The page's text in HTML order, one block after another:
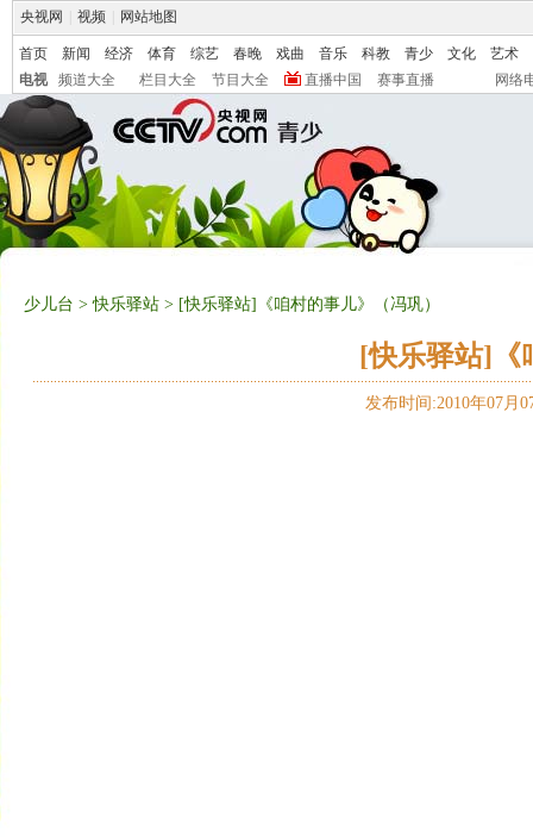
央视网 视频 网站地图
首页 新闻 经济 体育 综艺 春晚 戏曲 音乐 科教 青少 文化
艺术
电视
频道大全 栏目大全 节目大全 直播中国 赛事直播 网络
少儿台 >快乐驿站 > [快乐驿站]《咱村的事儿》（冯巩）
[快乐驿站]《
发布时间:2010年07月